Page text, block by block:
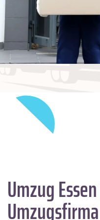
Umzug Essen
Umzugsfirma